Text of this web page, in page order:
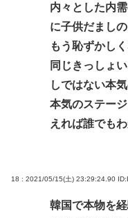
内々とした内
に子供だまし
もう恥ずかし
同じきっしょ
しではない本
本気のステー
えれば誰でも
18 : 2021/05/15(土) 23:29:24.90
韓国で本物を